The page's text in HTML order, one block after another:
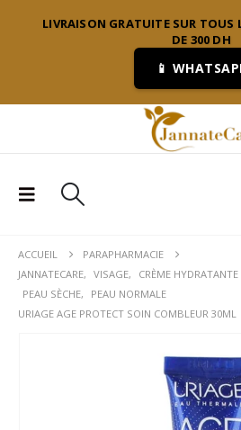
LIVRAISON GRATUITE SUR TOUS
DE 300 DH
📱
ACCUEIL
PARAPHARMACIE
JANNATECARE, VISAGE, CRÈME
PEAU SÈCHE,
PEAU NORMALE
URIAGE AGE PROTECT SOIN COMBLEUR 30ML